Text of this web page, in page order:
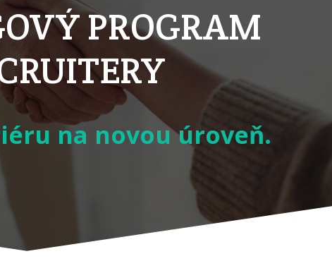
PROGRAM
na novou úroveň.